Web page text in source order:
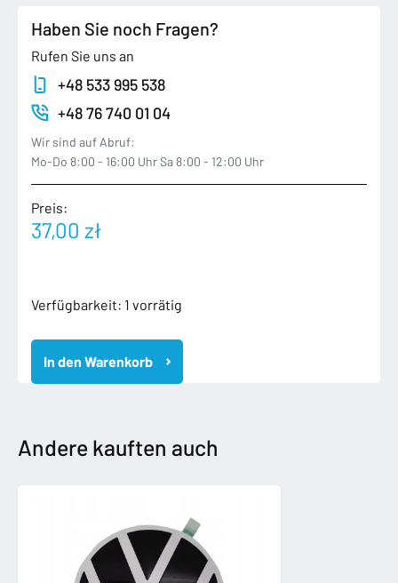
Haben Sie noch Fragen?
Rufen Sie uns an
+48 533 995 538
+48 76 740 01 04
Wir sind auf Abruf:
Mo-Do 8:00 - 16:00 Uhr Sa 8:00 - 12:00 Uhr
Preis:
37,00 zł
Verfügbarkeit: 1 vorrätig
1K6807421
GOLF
5
2008
ZDERZAK
In den Warenkorb
Andere kauften auch